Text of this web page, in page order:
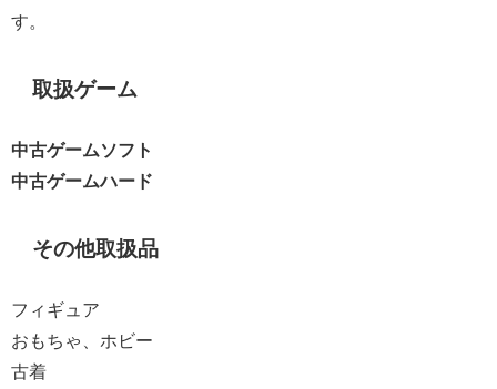
す。
取扱ゲーム
中古ゲームソフト
中古ゲームハード
その他取扱品
フィギュア
おもちゃ、ホビー
古着